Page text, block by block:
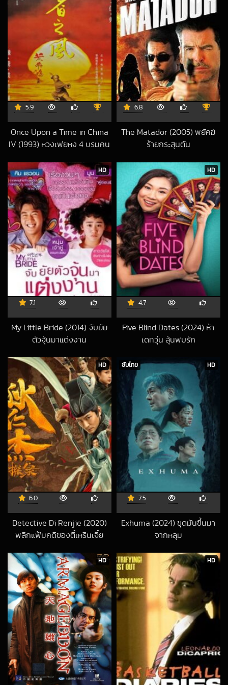
5.9
Once Upon a Time in China
IV (1993) หวงเฟยหง 4 บรมคน
2024-05-16 UTC
6.8
The Matador (2005) พยัคฆ์
ร้ายกระสุนตัน
HD
7.1
My Little Bride (2014) จับยัย
ตัวจุ้นมาแต่งงาน
HD
4.7
Five Blind Dates (2024) ห้า
เดทวุ่น ลุ้นพบรัก
HD
6.0
Detective Di Renjie (2020)
พลิกแฟ้มคดีของตี๋เหรินเจี๋ย
HD
ซับไทย
7.5
Exhuma (2024) ขุดมันขึ้นมา
จากหลุม
HD HD